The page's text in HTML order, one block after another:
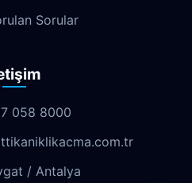
Sorular
058 8000
/ Antalya